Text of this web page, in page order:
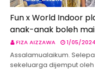
Fun x World Indoor
anak-anak boleh
FIZA AIZZAWA 1/05/2024
Assalamualaikum.
sekeluarga dijemput